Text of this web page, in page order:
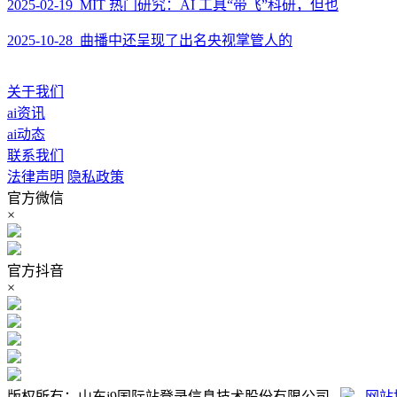
2025-02-19 MIT 热门研究：AI 工具“带飞”科研，但也
2025-10-28 曲播中还呈现了出名央视掌管人的
关于我们
ai资讯
ai动态
联系我们
法律声明 隐私政策
官方微信
×
官方抖音
×